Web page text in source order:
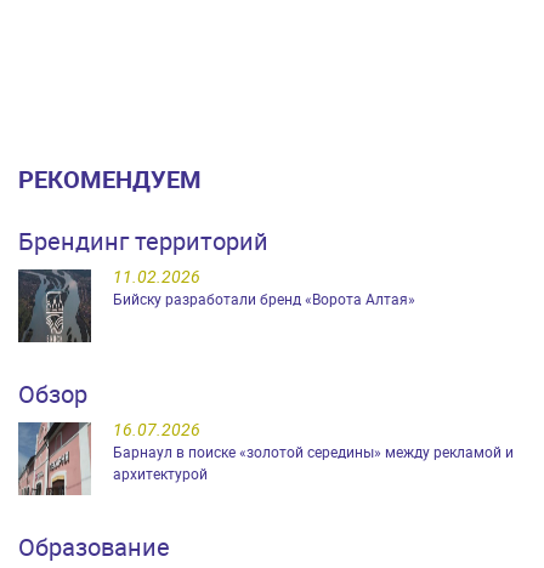
РЕКОМЕНДУЕМ
Брендинг территорий
11.02.2026
Бийску разработали бренд «Ворота Алтая»
Обзор
16.07.2026
Барнаул в поиске «золотой середины» между рекламой и
архитектурой
Образование